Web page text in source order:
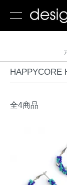
PIERCE /
HAPPYCORE
全4商品